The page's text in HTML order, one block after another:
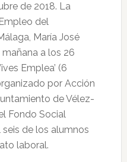
de 2018. La
del
María José
a los 26
Emplea’ (6
por Acción
de Vélez-
Fondo Social
de los alumnos
laboral.